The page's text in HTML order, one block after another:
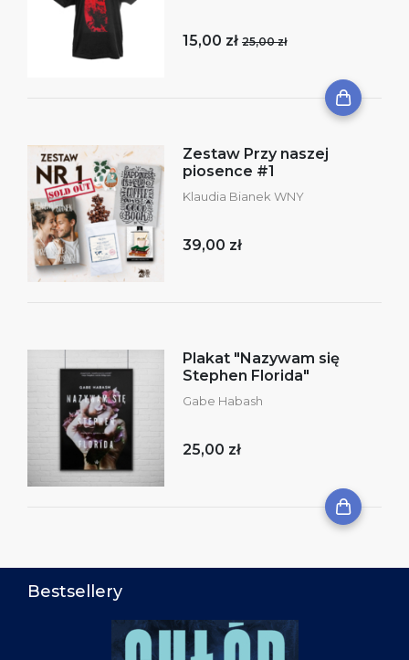
15,00 zł 25,00 zł
Zestaw Przy naszej
piosence #1
Klaudia Bianek WNY
39,00 zł
Plakat "Nazywam się
Stephen Florida"
Gabe Habash
25,00 zł
Bestsellery